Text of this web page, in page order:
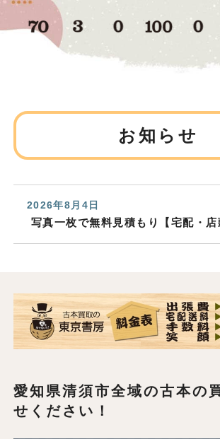
お知らせ
2026年8月4日
写真一枚で無料見積もり【宅配・店
愛知県清須市全域の古本の
せください！